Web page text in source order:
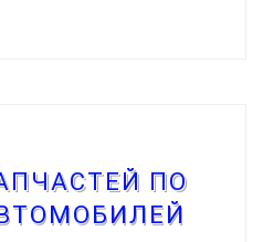
ПО